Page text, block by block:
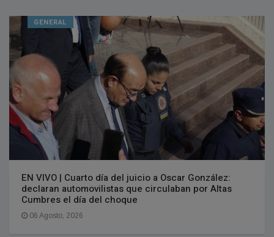
GENERAL
EN VIVO | Cuarto día del juicio a Oscar González:
declaran automovilistas que circulaban por Altas
Cumbres el día del choque
06 Agosto, 2026